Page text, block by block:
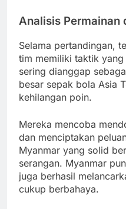
Analisis Permainan
Selama pertandingan,
tim memiliki taktik
sering dianggap
besar sepak bola Asia
kehilangan poin.
Mereka mencoba
dan menciptakan
Myanmar yang solid
serangan. Myanmar
juga berhasil
cukup berbahaya.